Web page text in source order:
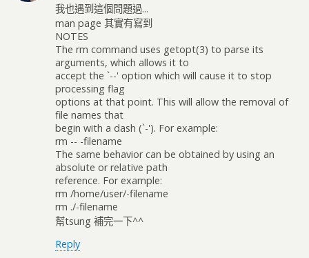
我也遇到這個問題過...
man page 其實有寫到
NOTES
The rm command uses getopt(3) to parse its
arguments, which allows it to
accept the `--' option which will cause it to stop
processing flag
options at that point. This will allow the removal of
file names that
begin with a dash (`-'). For example:
rm -- -filename
The same behavior can be obtained by using an
absolute or relative path
reference. For example:
rm /home/user/-filename
rm ./-filename
幫tsung 補完一下^^
Reply